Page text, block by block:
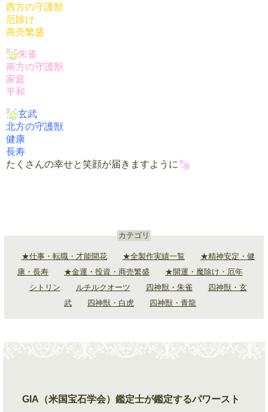
西方の守護獣
厄除け
商売繁盛
朱雀
南方の守護獣
家庭
平和
玄武
北方の守護獣
健康
長寿
たくさんの幸せと笑顔が届きますように
カテゴリ
★仕事・転職・才能開花 ★全製作実績一覧
★精神安定・健
康・長寿
★金運・投資・商売繁盛
★開運・魔除け・厄年
シトリン
ルチルクオーツ 四神獣・朱雀
四神獣・玄
武
四神獣・白虎 四神獣・青龍
GIA（米国宝石学会）鑑定士が鑑定するパワースト